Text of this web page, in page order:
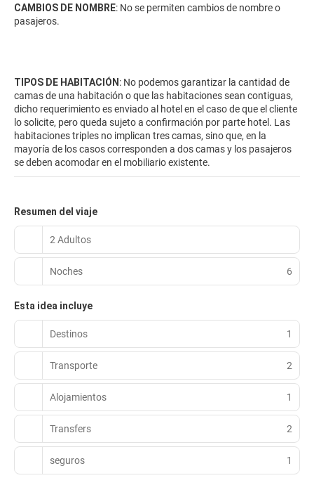
CAMBIOS DE NOMBRE: No se permiten cambios de nombre o
pasajeros.
TIPOS DE HABITACIÓN : No podemos garantizar la cantidad de
camas de una habitación o que las habitaciones sean contiguas,
dicho requerimiento es enviado al hotel en el caso de que el cliente
lo solicite, pero queda sujeto a confirmación por parte hotel. Las
habitaciones triples no implican tres camas, sino que, en la
mayoría de los casos corresponden a dos camas y los pasajeros
se deben acomodar en el mobiliario existente.
Resumen del viaje
2 Adultos
Noches 6
Esta idea incluye
Destinos 1
Transporte 2
Alojamientos 1
Transfers 2
seguros 1